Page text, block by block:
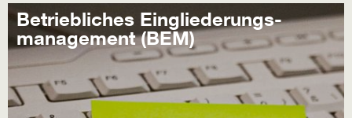
Betriebliches Eingliederungs-
management (BEM)